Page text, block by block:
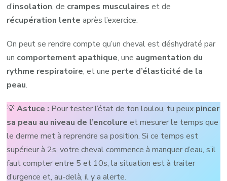
d’insolation, de crampes musculaires et de
récupération lente après l’exercice.
On peut se rendre compte qu’un cheval est déshydraté par
un comportement apathique, une augmentation du
rythme respiratoire, et une perte d’élasticité de la
peau.
💡Astuce : Pour tester l’état de ton loulou, tu peux pincer
sa peau au niveau de l’encolureet mesurer le temps que
le derme met à reprendre sa position. Si ce temps est
supérieur à 2s, votre cheval commence à manquer d’eau, s’il
faut compter entre 5 et 10s, la situation est à traiter
d’urgence et, au-delà, il y a alerte.